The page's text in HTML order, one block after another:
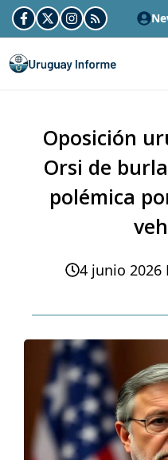
Skip
to
content
Oposición
Orsi de
polémica
4 junio 2026